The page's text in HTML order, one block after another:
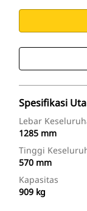
Spesifikasi
Lebar
1285 mm
Tinggi
570 mm
Kapasitas
909 kg